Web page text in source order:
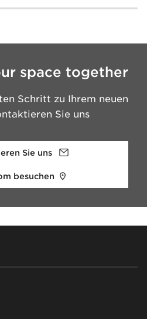
space together
Schritt zu Ihrem neuen
Sie uns
Sie uns
besuchen